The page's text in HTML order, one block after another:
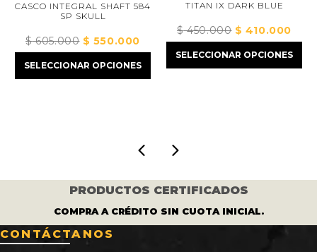
CASCO INTEGRAL SHAFT 584
SP SKULL
605.000El
precio
original
$550.000El
precio
actual
SELECCIONAR OPCIONES
TITAN IX DARK BLUE
450.000El
precio
original
$410.000El
precio
actual
SELECCIONAR OPCIONES
PRODUCTOS CERTIFICADOS
COMPRA A CRÉDITO SIN CUOTA INICIAL.
CONTÁCTANOS